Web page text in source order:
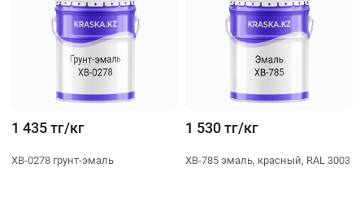
1 435 тг/кг
ХВ-0278 грунт-эмаль
1 530 тг/кг
ХВ-785 эмаль, красный, RAL 3003